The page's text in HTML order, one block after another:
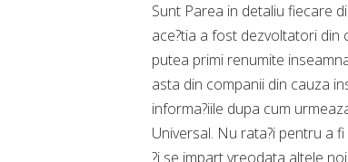
Sunt Parea in detaliu fiecare
ace?tia a fost dezvoltatori din
putea primi renumite
asta din companii din cauza
informa?iile dupa cum
Universal. Nu rata?i pentru a
?i se impart vreodata altele